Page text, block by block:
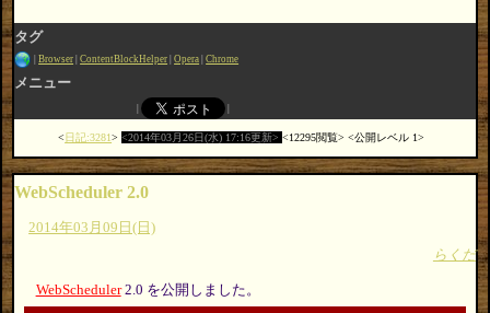
タグ
Browser ContentBlockHelper Opera Chrome
メニュー
日記:3281 2014年03月26日(水) 17:16更新 12295閲覧 公開レベル 1
WebScheduler 2.0
2014年03月09日(日)
らくだ
WebScheduler2.0 を公開しました。